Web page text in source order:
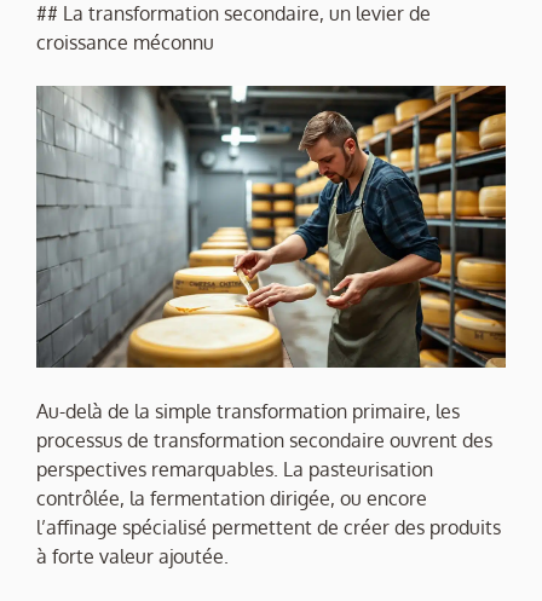
## La transformation secondaire, un levier de
croissance méconnu
Au-delà de la simple transformation primaire, les
processus de transformation secondaire ouvrent des
perspectives remarquables. La pasteurisation
contrôlée, la fermentation dirigée, ou encore
l’affinage spécialisé permettent de créer des produits
à forte valeur ajoutée.